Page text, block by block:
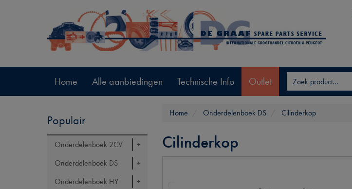
Home Alle aanbiedingen Technische Info Outlet
Populair
Onderdelenboek 2CV
Onderdelenboek DS
Onderdelenboek HY
Home Onderdelenboek DS Cilinderkop
Cilinderkop